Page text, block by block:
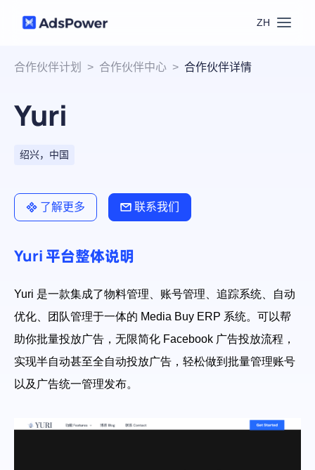
ZH
功能
RPA
Local API
批量环境管理
团队协作
场景
跨境电商
数字营销
社媒营销
合作伙伴中心
帮助中心
视频教程
下载
预约演示
注册
合作伙伴计划 > 合作伙伴中心 > 合作伙伴详情
Yuri
绍兴，中国
了解更多 联系我们
Yuri 平台整体说明
Yuri 是一款集成了物料管理、账号管理、追踪系统、自动
优化、团队管理于一体的 Media Buy ERP 系统。可以帮
助你批量投放广告，无限简化 Facebook 广告投放流程，
实现半自动甚至全自动投放广告，轻松做到批量管理账号
以及广告统一管理发布。